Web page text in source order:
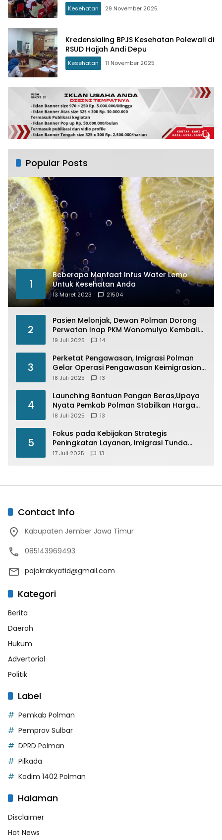
Kesehatan 29 November 2025
Kredensialing BPJS Kesehatan Polewali di
RSUD Hajjah Andi Depu
Kesehatan 11 November 2025
Popular Posts
1
Beberapa Manfaat Infus Water Lemo
Untuk Kesehatan Anda
13 Maret 2023 21504
2
Pasien Melonjak, Dewan Polman Dorong
Perwatan Inap PKM Wonomulyo Kembali
di Fungsikan
19 Juli 2025 14
3
Perketat Pengawasan, Imigrasi Polman
Gelar Operasi Pengawasan Keimigrasian
“Wirawaspada” Serentak disemua Daerah
18 Juli 2025 13
4
Launching Bantuan Pangan Beras,Upaya
Nyata Pemkab Polman Stabilkan Harga
Beras
18 Juli 2025 13
5
Fokus pada Kebijakan Strategis
Peningkatan Layanan, Imigrasi Tunda
Paspor Desain Merah Putih
17 Juli 2025 13
Contact Info
Kabupaten Jember Jawa Timur
085143969493
pojokrakyatid@gmail.com
Kategori
Berita
Daerah
Hukum
Advertorial
Politik
Label
Pemkab Polman
Pemprov Sulbar
DPRD Polman
Pilkada
Kodim 1402 Polman
Halaman
Disclaimer
Hot News